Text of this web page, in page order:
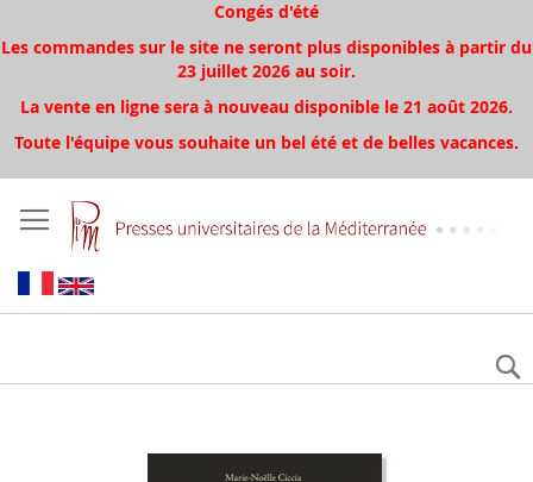
Congés d'été
Les commandes sur le site ne seront plus disponibles à partir du
23 juillet 2026 au soir.
La vente en ligne sera à nouveau disponible le 21 août 2026.
Toute l'équipe vous souhaite un bel été et de belles vacances.